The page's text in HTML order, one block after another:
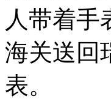
人带着
海关送回
表。